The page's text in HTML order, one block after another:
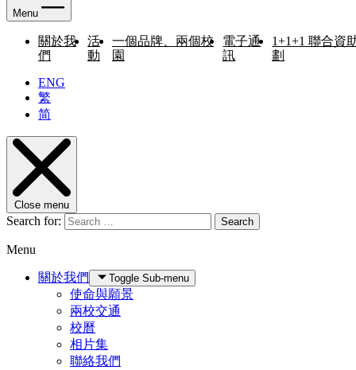
Menu
關於我
們
活
動
一個品牌、兩個校
園
電子通
訊
1+1+1 聯合資
劃
ENG
繁
简
Close menu
Search for: Search
Menu
關於我們 Toggle Sub-menu
使命與願景
兩校交通
校曆
相片集
聯絡我們